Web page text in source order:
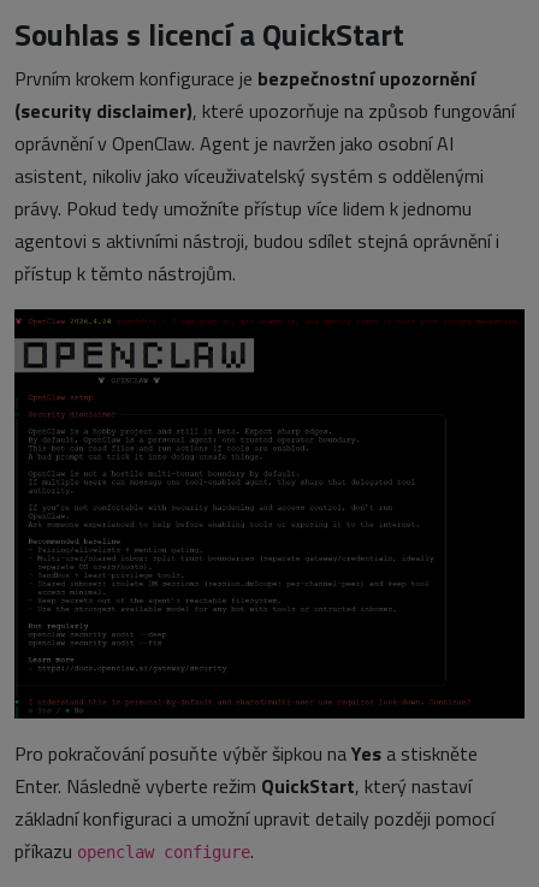
Souhlas s licencí a QuickStart
Prvním krokem konfigurace je bezpečnostní upozornění
(security disclaimer), které upozorňuje na způsob fungování
oprávnění v OpenClaw. Agent je navržen jako osobní AI
asistent, nikoliv jako víceuživatelský systém s oddělenými
právy. Pokud tedy umožníte přístup více lidem k jednomu
agentovi s aktivními nástroji, budou sdílet stejná oprávnění i
přístup k těmto nástrojům.
Pro pokračování posuňte výběr šipkou naYes a stiskněte
Enter. Následně vyberte režim QuickStart, který nastaví
základní konfiguraci a umožní upravit detaily později pomocí
příkazu openclaw configure.